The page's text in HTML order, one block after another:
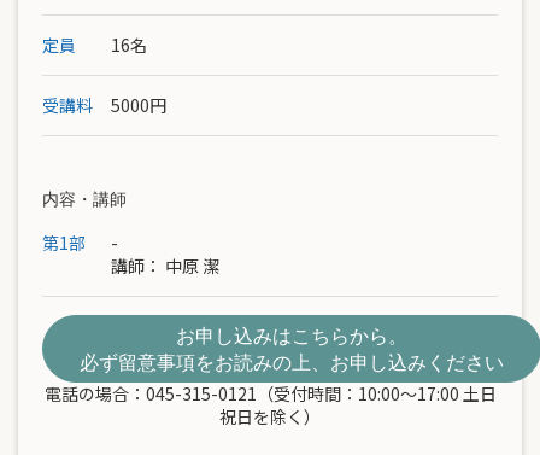
定員 16名
受講料 5000円
内容・講師
第1部
-
講師： 中原 潔
お申し込みはこちらから。
必ず留意事項をお読みの上、お申し込みください
電話の場合：045-315-0121（受付時間：10:00～17:00 土日
祝日を除く）